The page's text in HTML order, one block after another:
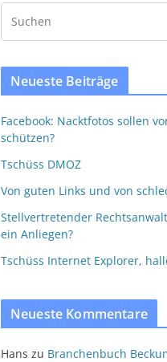
Neueste Beiträge
Facebook: Nacktfotos sollen
schützen?
Tschüss DMOZ
Von guten Links und von
Stellvertretender
ein Anliegen?
Tschüss Internet Explorer,
Neueste Kommentare
Hans zu Branchenbuch